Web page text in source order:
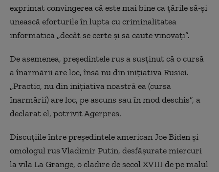
exprimat convingerea că este mai bine ca ţările să-şi
unească eforturile în lupta cu criminalitatea
informatică „decât se certe şi să caute vinovaţi”.
De asemenea, preşedintele rus a susţinut că o cursă
a înarmării are loc, însă nu din iniţiativa Rusiei.
„Practic, nu din iniţiativa noastră ea (cursa
înarmării) are loc, pe ascuns sau în mod deschis”, a
declarat el, potrivit Agerpres.
Discuţiile între preşedintele american Joe Biden şi
omologul rus Vladimir Putin, desfăşurate miercuri
la vila La Grange, o clădire de secol XVIII de pe malul